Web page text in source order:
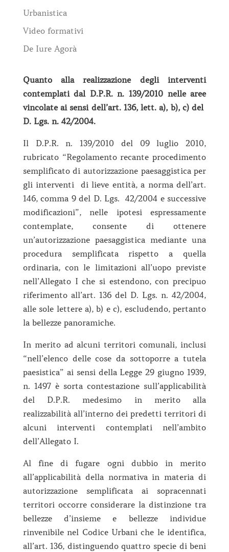
Urbanistica
Video formativi
De Iure Agorà
Quanto alla realizzazione degli interventi
contemplati dal D.P.R. n. 139/2010 nelle aree
vincolate ai sensi dell’art. 136, lett. a), b), c) del
D. Lgs. n. 42/2004.
Il D.P.R. n. 139/2010 del 09 luglio 2010,
rubricato “Regolamento recante procedimento
semplificato di autorizzazione paesaggistica per
gli interventi di lieve entità, a norma dell’art.
146, comma 9 del D. Lgs. 42/2004 e successive
modificazioni”, nelle ipotesi espressamente
contemplate, consente di ottenere
un’autorizzazione paesaggistica mediante una
procedura semplificata rispetto a quella
ordinaria, con le limitazioni all’uopo previste
nell’Allegato I che si estendono, con precipuo
riferimento all’art. 136 del D. Lgs. n. 42/2004,
alle sole lettere a), b) e c), escludendo, pertanto
la bellezze panoramiche.
In merito ad alcuni territori comunali, inclusi
“nell’elenco delle cose da sottoporre a tutela
paesistica” ai sensi della Legge 29 giugno 1939,
n. 1497 è sorta contestazione sull’applicabilità
del D.P.R. medesimo in merito alla
realizzabilità all’interno dei predetti territori di
alcuni interventi contemplati nell’ambito
dell’Allegato I.
Al fine di fugare ogni dubbio in merito
all’applicabilità della normativa in materia di
autorizzazione semplificata ai sopracennati
territori occorre considerare la distinzione tra
bellezze d’insieme e bellezze individue
rinvenibile nel Codice Urbani che le identifica,
all’art. 136, distinguendo quattro specie di beni